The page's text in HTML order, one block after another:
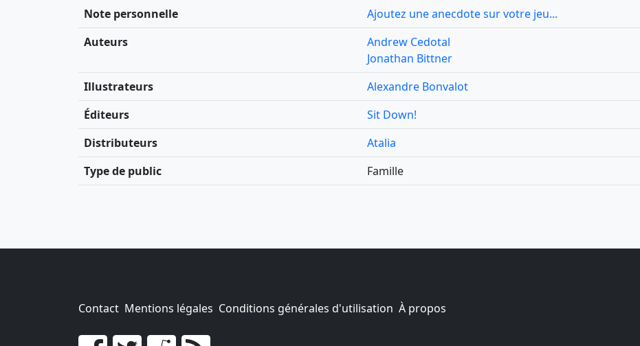
Note personnelle
Ajoutez une anecdote sur votre jeu...
Auteurs
Andrew Cedotal
Jonathan Bittner
Illustrateurs
Alexandre Bonvalot
Éditeurs
Sit Down!
Distributeurs
Atalia
Type de public
Famille
Contact Mentions légales Conditions générales d'utilisation À propos